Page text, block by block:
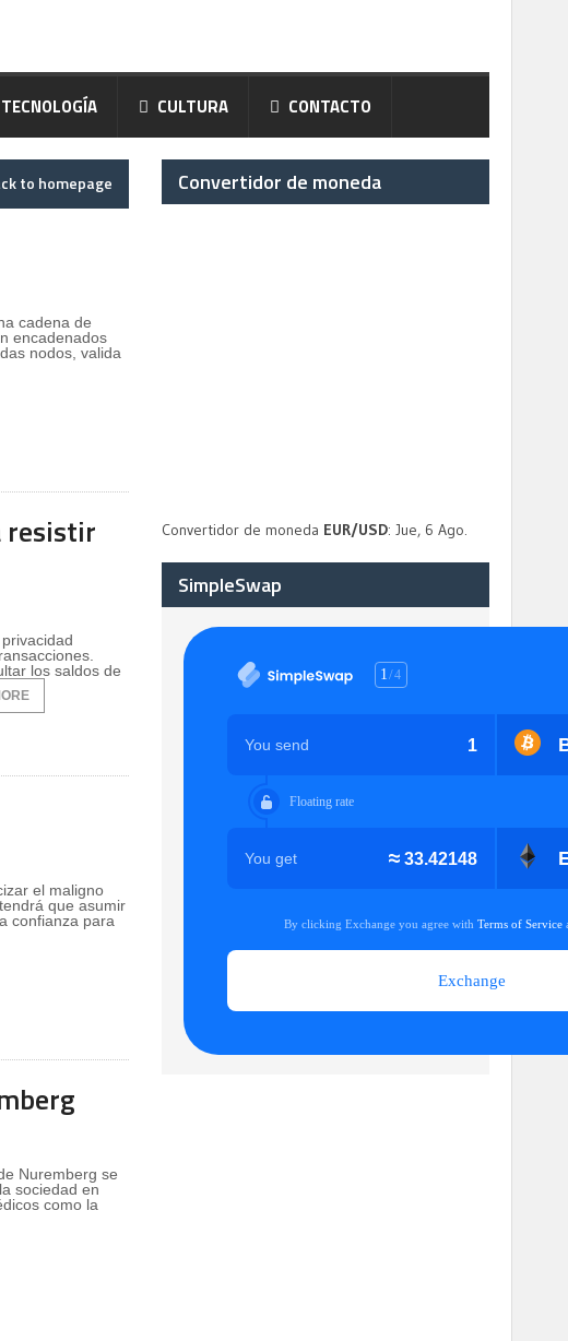
TECNOLOGÍA CULTURA CONTACTO
to homepage
cadena de
encadenados
nodos, valida
resistir
los saldos de
el maligno
que asumir
confianza para
Nuremberg se
sociedad en
como la
Convertidor de moneda
Convertidor de moneda EUR/USD: Jue, 6 Ago.
SimpleSwap